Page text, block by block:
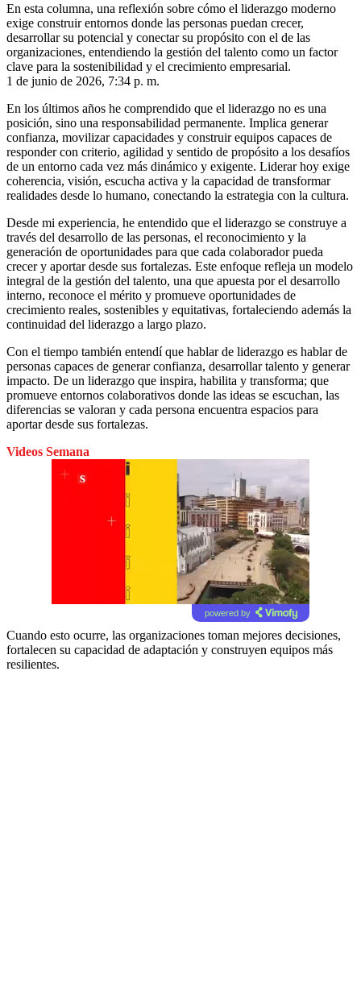
En esta columna, una reflexión sobre cómo el liderazgo moderno
exige construir entornos donde las personas puedan crecer,
desarrollar su potencial y conectar su propósito con el de las
organizaciones, entendiendo la gestión del talento como un factor
clave para la sostenibilidad y el crecimiento empresarial.
1 de junio de 2026, 7:34 p. m.
En los últimos años he comprendido que el liderazgo no es una
posición, sino una responsabilidad permanente. Implica generar
confianza, movilizar capacidades y construir equipos capaces de
responder con criterio, agilidad y sentido de propósito a los desafíos
de un entorno cada vez más dinámico y exigente. Liderar hoy exige
coherencia, visión, escucha activa y la capacidad de transformar
realidades desde lo humano, conectando la estrategia con la cultura.
Desde mi experiencia, he entendido que el liderazgo se construye a
través del desarrollo de las personas, el reconocimiento y la
generación de oportunidades para que cada colaborador pueda
crecer y aportar desde sus fortalezas. Este enfoque refleja un modelo
integral de la gestión del talento, una que apuesta por el desarrollo
interno, reconoce el mérito y promueve oportunidades de
crecimiento reales, sostenibles y equitativas, fortaleciendo además la
continuidad del liderazgo a largo plazo.
Con el tiempo también entendí que hablar de liderazgo es hablar de
personas capaces de generar confianza, desarrollar talento y generar
impacto. De un liderazgo que inspira, habilita y transforma; que
promueve entornos colaborativos donde las ideas se escuchan, las
diferencias se valoran y cada persona encuentra espacios para
aportar desde sus fortalezas.
Videos Semana
powered by
Cuando esto ocurre, las organizaciones toman mejores decisiones,
fortalecen su capacidad de adaptación y construyen equipos más
resilientes.